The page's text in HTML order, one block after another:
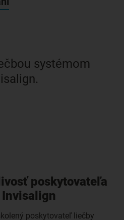
systémom
poskytovateľa
Invisalign
poskytovateľ liečby